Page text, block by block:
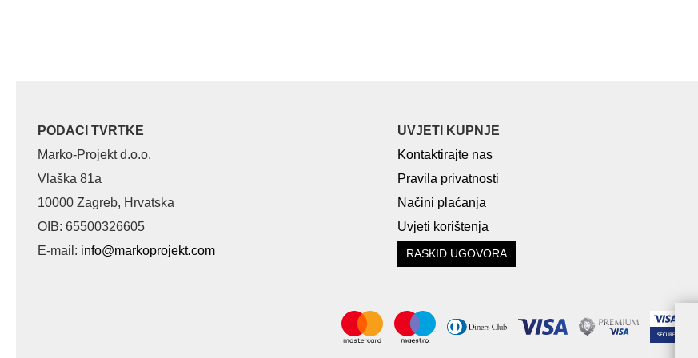
PODACI TVRTKE
Marko-Projekt d.o.o.
Vlaška 81a
10000 Zagreb, Hrvatska
OIB: 65500326605
E-mail: info@markoprojekt.com
UVJETI KUPNJE
Kontaktirajte nas
Pravila privatnosti
Načini plaćanja
Uvjeti korištenja
RASKID UGOVORA